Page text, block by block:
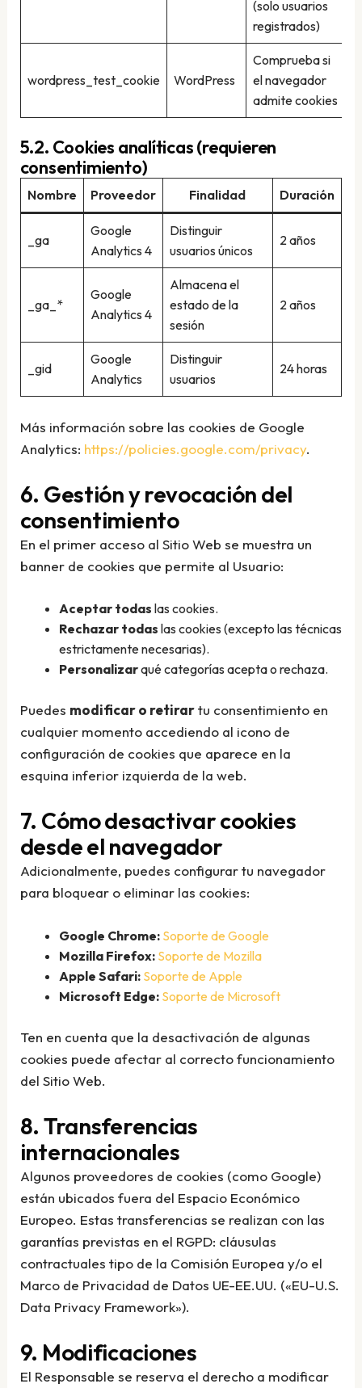
(solo usuarios
registrados)
wordpress_test_cookie WordPress
Comprueba si
el navegador
admite cookies
5.2. Cookies analíticas (requieren
consentimiento)
Nombre Proveedor Finalidad Duración
_ga
Google
Analytics 4
Distinguir
usuarios únicos
2 años
_ga_*
Google
Analytics 4
Almacena el
estado de la
sesión
2 años
_gid
Google
Analytics
Distinguir
usuarios
24 horas
Más información sobre las cookies de Google
Analytics: https://policies.google.com/privacy.
6. Gestión y revocación del
consentimiento
En el primer acceso al Sitio Web se muestra un
banner de cookies que permite al Usuario:
Aceptar todas las cookies.
Rechazar todas las cookies (excepto las técnicas
estrictamente necesarias).
Personalizarqué categorías acepta o rechaza.
Puedes modificar o retirartu consentimiento en
cualquier momento accediendo al icono de
configuración de cookies que aparece en la
esquina inferior izquierda de la web.
7. Cómo desactivar cookies
desde el navegador
Adicionalmente, puedes configurar tu navegador
para bloquear o eliminar las cookies:
Google Chrome: Soporte de Google
Mozilla Firefox: Soporte de Mozilla
Apple Safari: Soporte de Apple
Microsoft Edge: Soporte de Microsoft
Ten en cuenta que la desactivación de algunas
cookies puede afectar al correcto funcionamiento
del Sitio Web.
8. Transferencias
internacionales
Algunos proveedores de cookies (como Google)
están ubicados fuera del Espacio Económico
Europeo. Estas transferencias se realizan con las
garantías previstas en el RGPD: cláusulas
contractuales tipo de la Comisión Europea y/o el
Marco de Privacidad de Datos UE-EE.UU. («EU-U.S.
Data Privacy Framework»).
9. Modificaciones
El Responsable se reserva el derecho a modificar